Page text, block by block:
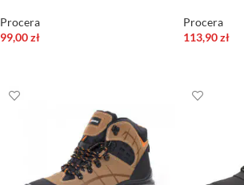
Procera
99,00zł
Procera
113,90zł